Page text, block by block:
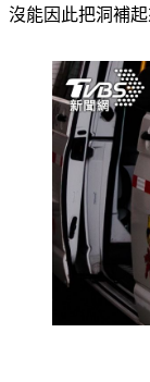
沒能因此把洞補